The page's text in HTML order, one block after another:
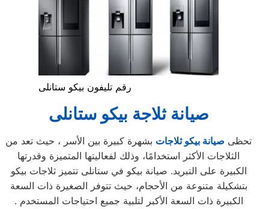
رقم تليفون بيكو ستانلى
صيانة ثلاجة بيكو ستانلى
تحظى صيانة بيكو ثلاجات بشهرة كبيرة بين الأسر ، حيث تعد من
الثلاجات الأكثر استخدامًا، وذلك لفعاليتها المتميزة وقدرتها
الكبيرة على التبريد. صيانة بيكو في ستانلى تتميز ثلاجات بيكو
بتشكيلة متنوعة من الأحجام، حيث تتوفر الصغيرة ذات السعة
الكبيرة ذات السعة الأكبر لتلبية جميع احتياجات المستخدم .